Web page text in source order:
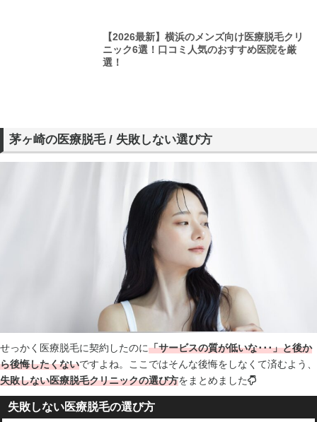
【2026最新】横浜のメンズ向け医療脱毛クリ
ニック6選！口コミ人気のおすすめ医院を厳
選！
茅ヶ崎の医療脱毛 / 失敗しない選び方
せっかく医療脱毛に契約したのに「サービスの質が低いな･･･」と後か
ら後悔したくないですよね。ここではそんな後悔をしなくて済むよう、
失敗しない医療脱毛クリニックの選び方をまとめました
失敗しない医療脱毛の選び方